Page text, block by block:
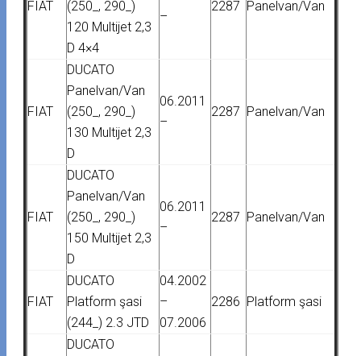
FIAT
(250_, 290_)
120 Multijet 2,3
D 4×4
–
2287 Panelvan/Van
FIAT
DUCATO
Panelvan/Van
(250_, 290_)
130 Multijet 2,3
D
06.2011
–
2287 Panelvan/Van
FIAT
DUCATO
Panelvan/Van
(250_, 290_)
150 Multijet 2,3
D
06.2011
–
2287 Panelvan/Van
FIAT
DUCATO
Platform şasi
(244_) 2.3 JTD
04.2002
–
07.2006
2286 Platform şasi
DUCATO